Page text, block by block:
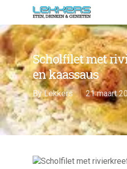
Scholfilet met
en kaassaus
ByLekkers 21 maart